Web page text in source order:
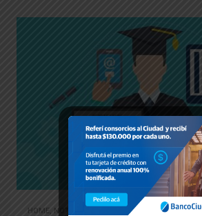
HOME, NOTICIAS